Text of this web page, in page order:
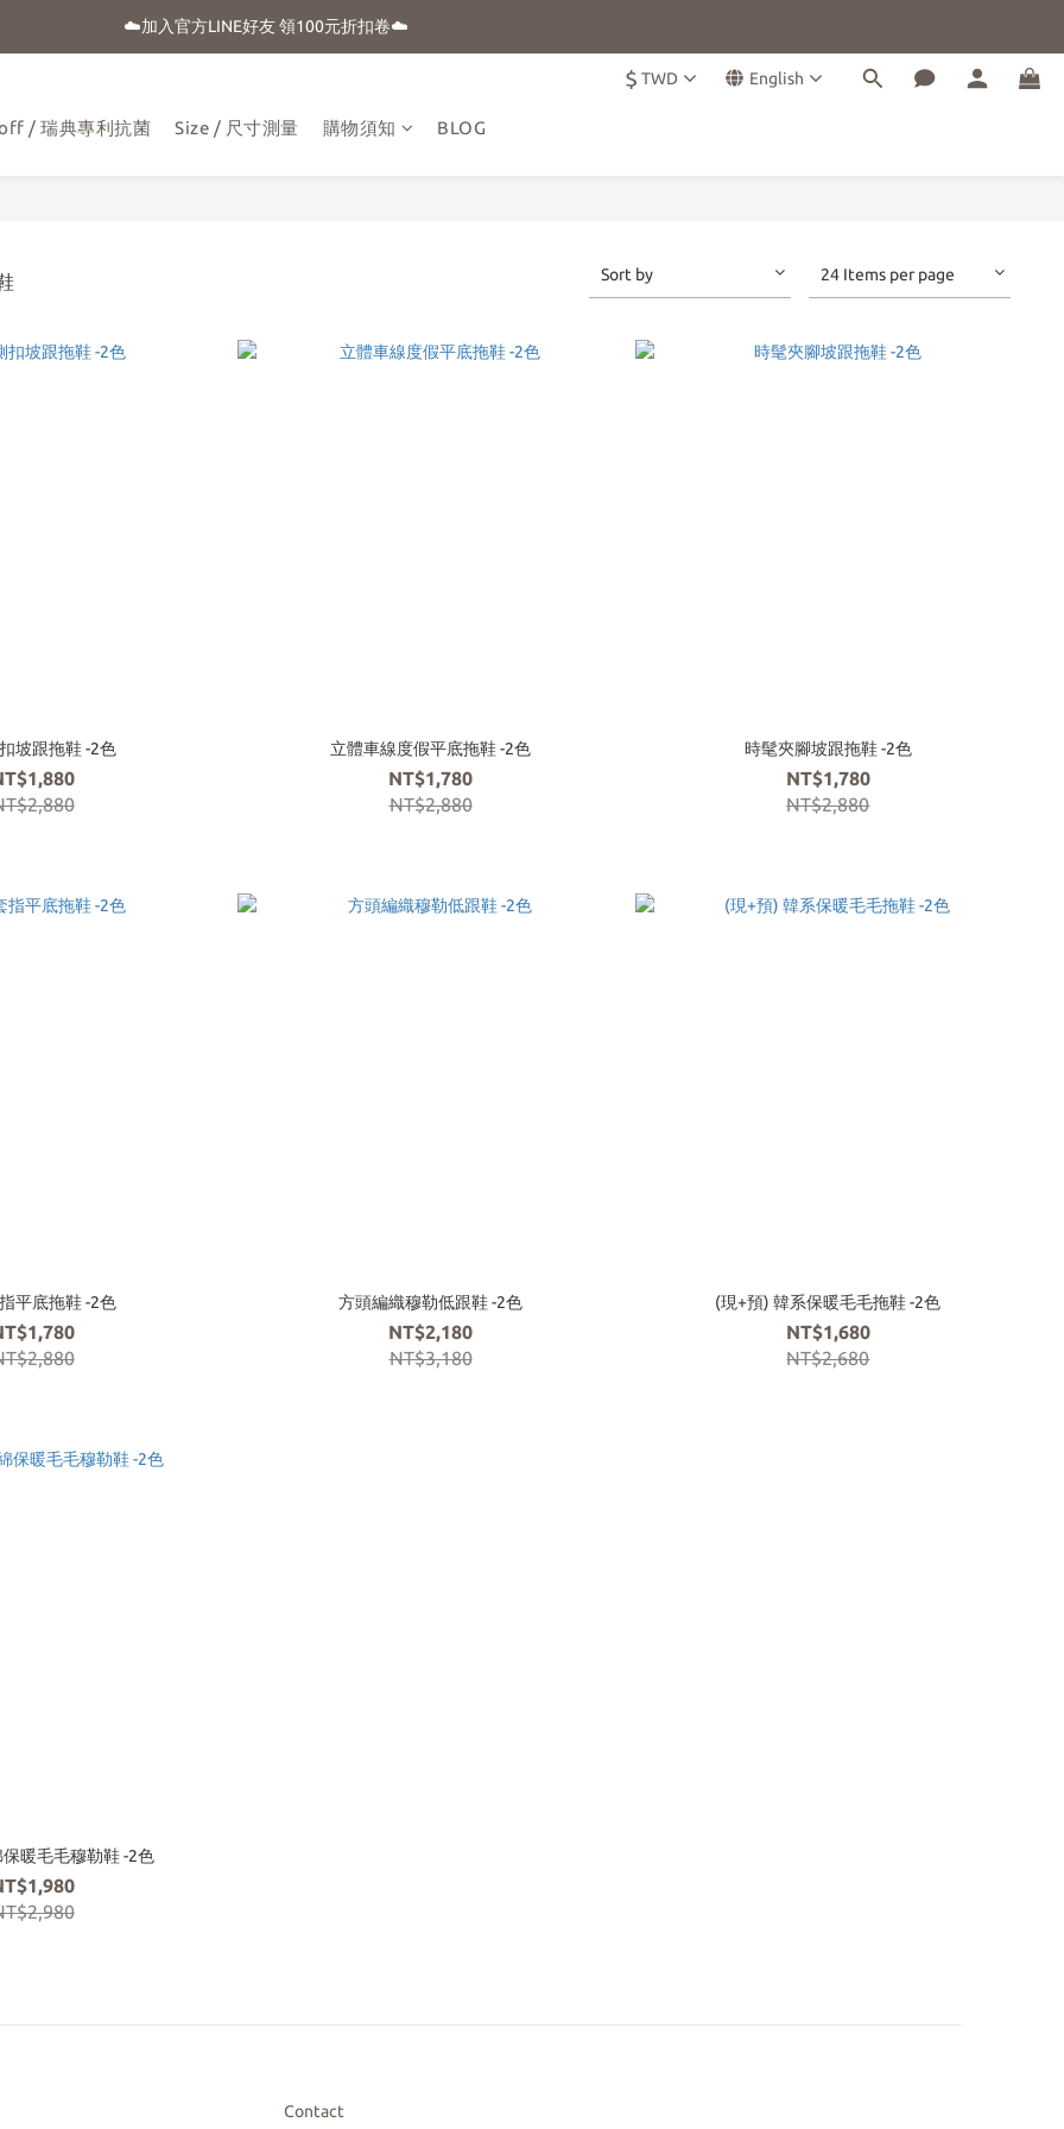
☀️盛夏購物季-滿額贈 "品牌晴雨用抗UV自動傘"
☁️加入官方LINE好友 領100元折扣卷☁️
☀️盛夏購物季-滿額贈 "品牌晴雨用抗UV自動傘"
$ TWD English
/ 瑞典專利抗菌 Size / 尺寸測量 購物須知 BLOG
Sort by 24 Items per page
坡跟拖鞋 -2色 立體車線度假平底拖鞋 -2色
NT$1,780
NT$2,880
時髦夾腳坡跟拖鞋 -2色
NT$1,780
NT$2,880
平底拖鞋 -2色 方頭編織穆勒低跟鞋 -2色
NT$2,180
NT$3,180
(現+預) 韓系保暖毛毛拖鞋 -2色
NT$1,680
NT$2,680
暖毛毛穆勒鞋 -2色
Contact